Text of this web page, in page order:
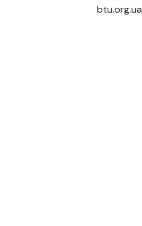
btu.org.ua